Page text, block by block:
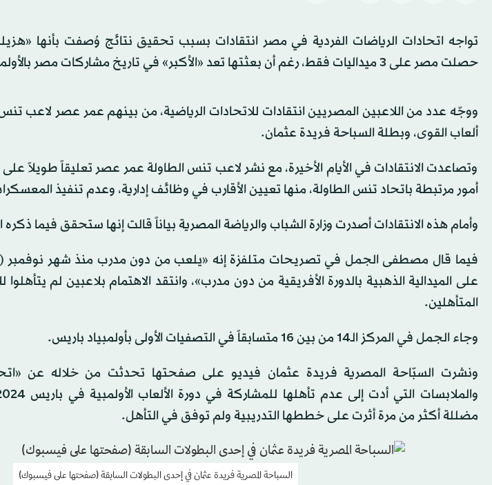
حصلت مصر على 3 ميداليات فقط، رغم أن بعثتها تعد «الأكبر» في تاريخ مشاركات مصر بالأولمبياد.
ووجّه عدد من اللاعبين المصريين انتقادات للاتحادات الرياضية، من بينهم عمر عصر لاعب
ألعاب القوى، وبطلة السباحة فريدة عثمان.
وتصاعدت الانتقادات في الأيام الأخيرة، مع نشر لاعب تنس الطاولة عمر عصر تعليقاً طويلاً
أمور مرتبطة باتحاد تنس الطاولة، منها تعيين الأقارب في وظائف إدارية، وعدم تنفيذ
وأمام هذه الانتقادات أصدرت وزارة الشباب والرياضة المصرية بياناً قالت إنها ستحقق فيما ذكره
على الميدالية الذهبية بالدورة الأفريقية من دون مدرب»، وانتقد الاهتمام بلاعبين لم يتأهلوا
المتأهلين.
وجاء الجمل في المركز الـ14 من بين 16 متسابقاً في التصفيات الأولى بأولمبياد باريس.
ونشرت السبّاحة المصرية فريدة عثمان فيديو على صفحتها تحدثت من خلاله عن
مضللة أكثر من مرة أثرت على خططها التدريبية ولم توفق في التأهل.
السباحة المصرية فريدة عثمان في إحدى البطولات السابقة (صفحتها على فيسبوك)